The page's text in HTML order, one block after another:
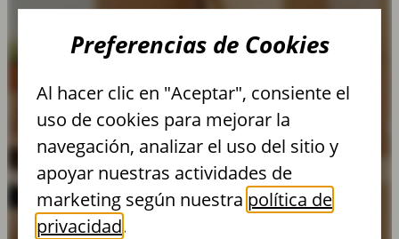
DESMONTAJE DE
INSTALACIONES
ELÉCTRICAS
Preferencias de Cookies
Al hacer clic en "Aceptar", consiente el
uso de cookies para mejorar la
navegación, analizar el uso del sitio y
apoyar nuestras actividades de
marketing según nuestra política de
privacidad.